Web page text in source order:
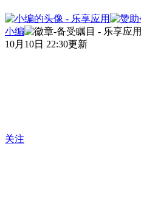
小编
10月10日 22:30更新
关注